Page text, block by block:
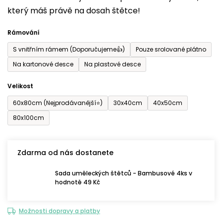
který máš právě na dosah štětce!
Rámování
S vnitřním rámem (Doporučujeme👍)
Pouze srolované plátno
Na kartonové desce
Na plastové desce
Velikost
60x80cm (Nejprodávanější⭐)
30x40cm
40x50cm
80x100cm
Zdarma od nás dostanete
Sada uměleckých štětců - Bambusové 4ks v
hodnotě 49 Kč
Možnosti dopravy a platby
0,0
5
hvězdiček.